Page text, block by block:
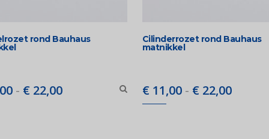
rond Bauhaus
- € 22,00Prijsklasse:
Cilinderrozet rond Bauhaus
matnikkel
€11,00 - €22,00
€